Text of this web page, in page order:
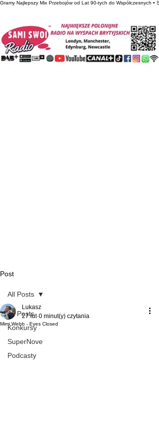
Gramy Najlepszy Mix Przebojów od Lat 90-tych do Współczesnych
Post
All Posts
Konkursy
SuperNove
Podcasty
All Posts
Mimi Webb - Eyes Closed
Lukasz
27 lut 0 minut(y) czytania